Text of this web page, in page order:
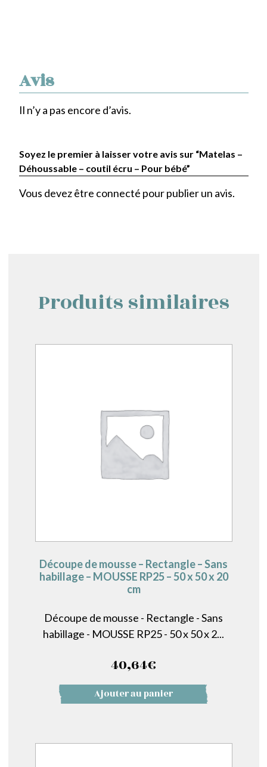
Avis
Il n’y a pas encore d’avis.
Soyez le premier à laisser votre avis sur “Matelas –
Déhoussable – coutil écru – Pour bébé”
Vous devez être connecté pour publier un avis.
Produits similaires
Découpe de mousse – Rectangle – Sans
habillage – MOUSSE RP25 – 50 x 50 x 20
cm
Découpe de mousse - Rectangle - Sans
habillage - MOUSSE RP25 - 50 x 50 x 2...
40,64€
Ajouter au panier